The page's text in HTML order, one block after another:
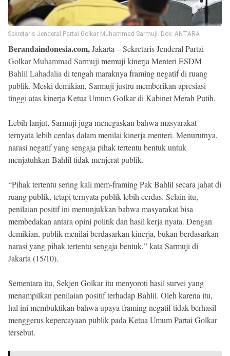
Sekretaris Jenderal Partai Golkar Muhammad Sarmuji. Dok: ANTARA
Berandaindonesia.com,Jakarta – Sekretaris Jenderal Partai
GolkarMuhammad Sarmuji memuji kinerja Menteri ESDM
Bahlil Lahadalia di tengah maraknya framing negatif di ruang
publik. Meski demikian, Sarmuji justru memberikan apresiasi
tinggi atas kinerja Ketua Umum Golkar di Kabinet Merah Putih.
Lebih lanjut, Sarmuji juga menegaskan bahwa masyarakat
ternyata lebih cerdas dalam menilai kinerja menteri. Menurutnya,
narasi negatif yang sengaja pihak tertentu bentuk untuk
menjatuhkan Bahlil tidak menjerat publik.
“Pihak tertentu sering kali mem-framing Pak Bahlil secara jahat di
ruang publik, tetapi ternyata publik lebih cerdas. Selain itu,
penilaian positif ini menunjukkan bahwa masyarakat bisa
membedakan antara opini politik dan hasil kerja nyata. Dengan
demikian, publik menilai berdasarkan kinerja, bukan berdasarkan
narasi yang pihak tertentu sengaja bentuk,” kata Sarmuji di
Jakarta (15/10).
Sementara itu, Sekjen Golkar itu menyoroti hasil survei yang
menampilkan penilaian positif terhadap Bahlil. Oleh karena itu,
hal ini membuktikan bahwa upaya framing negatif tidak berhasil
menggerus kepercayaan publik pada Ketua Umum Partai Golkar
tersebut.